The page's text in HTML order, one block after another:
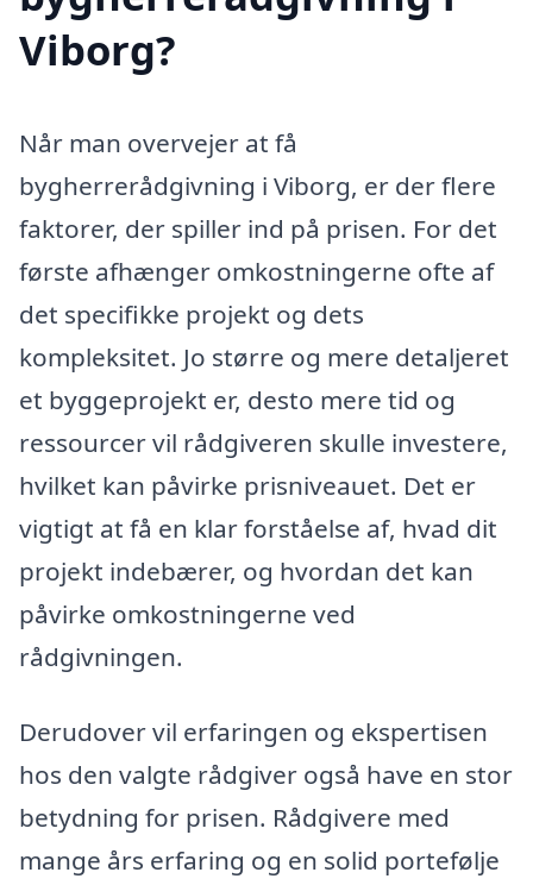
Viborg?
Når man overvejer at få
bygherrerådgivning i Viborg, er der flere
faktorer, der spiller ind på prisen. For det
første afhænger omkostningerne ofte af
det specifikke projekt og dets
kompleksitet. Jo større og mere detaljeret
et byggeprojekt er, desto mere tid og
ressourcer vil rådgiveren skulle investere,
hvilket kan påvirke prisniveauet. Det er
vigtigt at få en klar forståelse af, hvad dit
projekt indebærer, og hvordan det kan
påvirke omkostningerne ved
rådgivningen.
Derudover vil erfaringen og ekspertisen
hos den valgte rådgiver også have en stor
betydning for prisen. Rådgivere med
mange års erfaring og en solid portefølje